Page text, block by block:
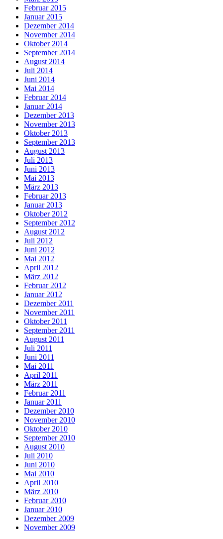
Februar 2015
Januar 2015
Dezember 2014
November 2014
Oktober 2014
September 2014
August 2014
Juli 2014
Juni 2014
Mai 2014
Februar 2014
Januar 2014
Dezember 2013
November 2013
Oktober 2013
September 2013
August 2013
Juli 2013
Juni 2013
Mai 2013
März 2013
Februar 2013
Januar 2013
Oktober 2012
September 2012
August 2012
Juli 2012
Juni 2012
Mai 2012
April 2012
März 2012
Februar 2012
Januar 2012
Dezember 2011
November 2011
Oktober 2011
September 2011
August 2011
Juli 2011
Juni 2011
Mai 2011
April 2011
März 2011
Februar 2011
Januar 2011
Dezember 2010
November 2010
Oktober 2010
September 2010
August 2010
Juli 2010
Juni 2010
Mai 2010
April 2010
März 2010
Februar 2010
Januar 2010
Dezember 2009
November 2009